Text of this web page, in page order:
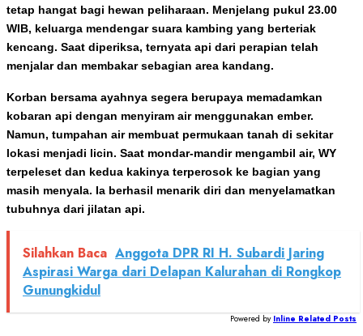
tetap hangat bagi hewan peliharaan. Menjelang pukul 23.00
WIB, keluarga mendengar suara kambing yang berteriak
kencang. Saat diperiksa, ternyata api dari perapian telah
menjalar dan membakar sebagian area kandang.
Korban bersama ayahnya segera berupaya memadamkan
kobaran api dengan menyiram air menggunakan ember.
Namun, tumpahan air membuat permukaan tanah di sekitar
lokasi menjadi licin. Saat mondar-mandir mengambil air, WY
terpeleset dan kedua kakinya terperosok ke bagian yang
masih menyala. Ia berhasil menarik diri dan menyelamatkan
tubuhnya dari jilatan api.
Silahkan Baca Anggota DPR RI H. Subardi Jaring
Aspirasi Warga dari Delapan Kalurahan di Rongkop
Gunungkidul
Powered by Inline Related Posts